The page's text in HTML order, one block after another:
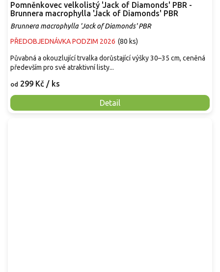
Pomněnkovec velkolistý 'Jack of Diamonds' PBR -
Brunnera macrophylla 'Jack of Diamonds' PBR
Brunnera macrophylla 'Jack of Diamonds' PBR
PŘEDOBJEDNÁVKA PODZIM 2026 (80 ks)
od 299 Kč / ks
Detail
Půvabná a okouzlující trvalka dorůstající výšky 30–35 cm, ceněná
především pro své atraktivní listy...